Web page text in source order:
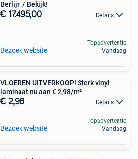
Berlijn / Bekijk!
€ 17.495,00 Details
Bezoek website
Topadvertentie
Vandaag
VLOEREN UITVERKOOP! Sterk vinyl
laminaat nu aan € 2,98/m²
€ 2,98 Details
Bezoek website
Topadvertentie
Vandaag